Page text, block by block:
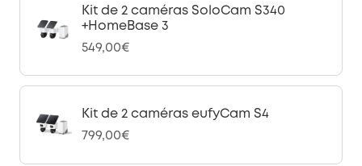
Kit de 2 caméras SoloCam S340
+HomeBase 3
549,00€
Kit de 2 caméras eufyCam S4
799,00€